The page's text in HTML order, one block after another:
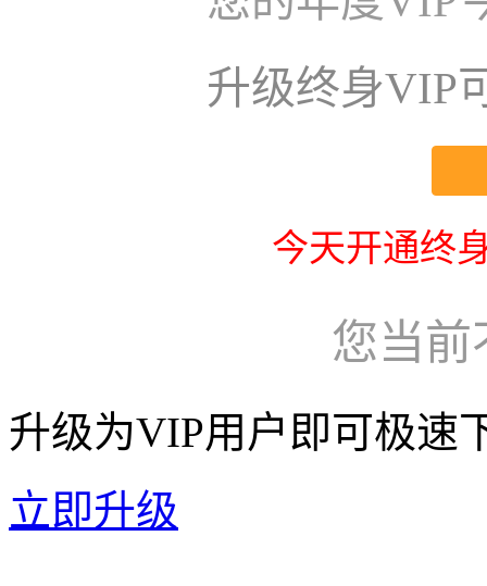
升级终身VIP
今天开通终
您当前
升级为VIP用户即可极速
立即升级